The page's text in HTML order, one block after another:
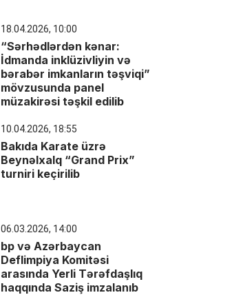
18.04.2026, 10:00
“Sərhədlərdən kənar:
İdmanda inklüzivliyin və
bərabər imkanların təşviqi”
mövzusunda panel
müzakirəsi təşkil edilib
10.04.2026, 18:55
Bakıda Karate üzrə
Beynəlxalq “Grand Prix”
turniri keçirilib
06.03.2026, 14:00
bp və Azərbaycan
Deflimpiya Komitəsi
arasında Yerli Tərəfdaşlıq
haqqında Saziş imzalanıb